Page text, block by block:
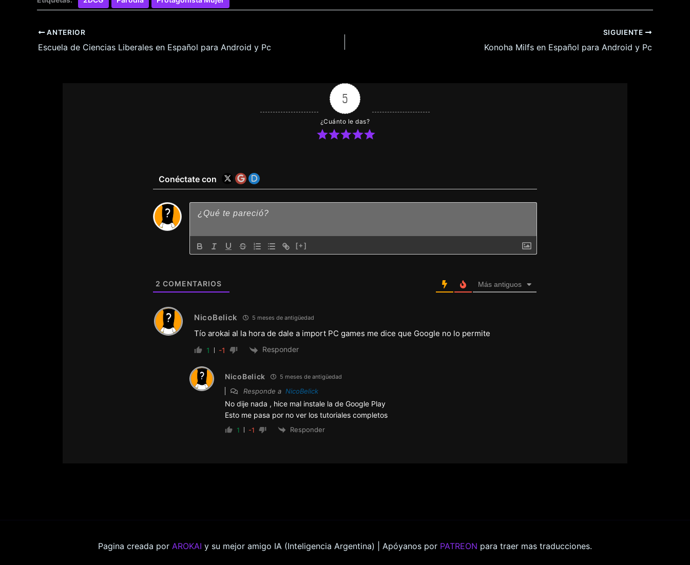
ANTERIOR
Escuela de Ciencias Liberales en Español para Android y Pc
SIGUIENTE
Konoha Milfs en Español para Android y Pc
5
¿Cuánto le das?
Conéctate con
[+]
2 COMENTARIOS Más antiguos
NicoBelick 5 meses de antigüedad
Tío arokai al la hora de dale a import PC games me dice que Google no lo permite
1 -1 Responder
NicoBelick 5 meses de antigüedad
Responde a NicoBelick
No dije nada , hice mal instale la de Google Play
Esto me pasa por no ver los tutoriales completos
1 -1 Responder
Pagina creada por AROKAI y su mejor amigo IA (Inteligencia Argentina) | Apóyanos por PATREON para traer mas traducciones.